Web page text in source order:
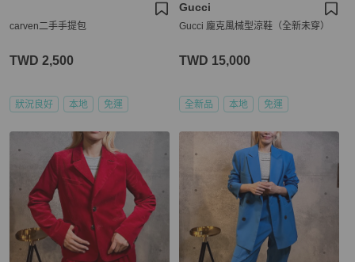
carven二手手提包
TWD 2,500
狀況良好 本地 免運
Gucci
Gucci 龐克風械型涼鞋（全新未穿）
TWD 15,000
全新品 本地 免運